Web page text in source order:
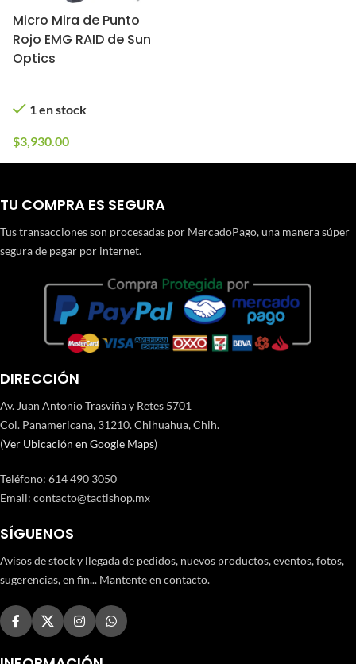
Micro Mira de Punto
Rojo EMG RAID de Sun
Optics
1 en stock
$3,930.00
TU COMPRA ES SEGURA
Tus transacciones son procesadas por MercadoPago, una manera súper
segura de pagar por internet.
DIRECCIÓN
Av. Juan Antonio Trasviña y Retes 5701
Col. Panamericana, 31210. Chihuahua, Chih.
(Ver Ubicación en Google Maps)
Teléfono: 614 490 3050
Email: contacto@tactishop.mx
SÍGUENOS
Avisos de stock y llegada de pedidos, nuevos productos, eventos, fotos,
sugerencias, en fin... Mantente en contacto.